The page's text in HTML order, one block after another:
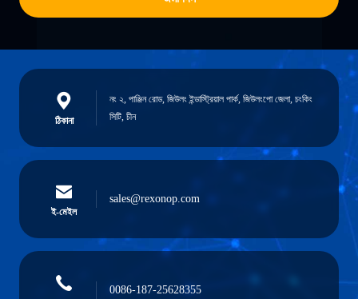
ঠিকানা
নং ২, পাঞ্জিন রোড, জিউলং ইন্ডাস্ট্রিয়াল পার্ক, জিউলংপো জেলা, চংকিং
সিটি, চীন
ই-মেইল
sales@rexonop.com
0086-187-25628355